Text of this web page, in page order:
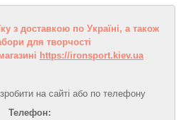
з доставкою по Україні, а також
для творчості
https://ironsport.kiev.ua
на сайті або по телефону
Телефон: